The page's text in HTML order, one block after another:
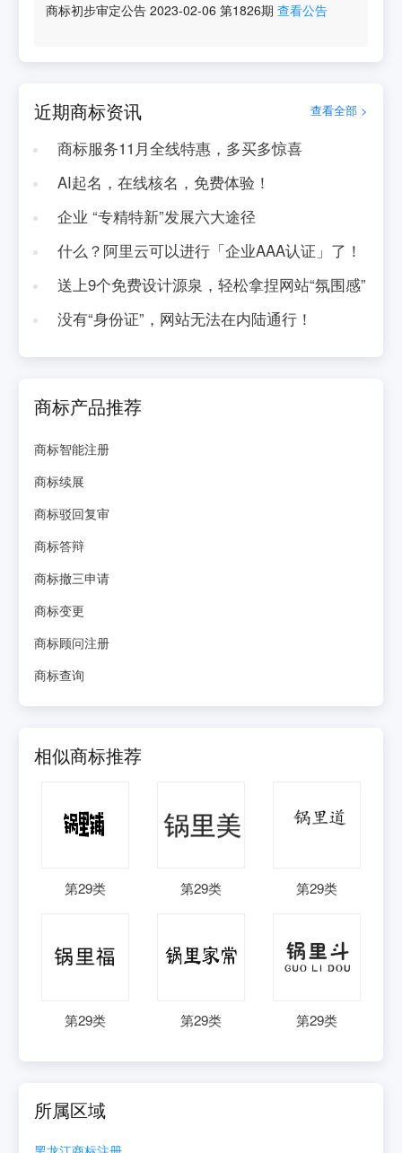
商标初步审定公告 2023-02-06 第1826期 查看公告
近期商标资讯 查看全部 >
商标服务11月全线特惠，多买多惊喜
AI起名，在线核名，免费体验！
企业 “专精特新”发展六大途径
什么？阿里云可以进行「企业AAA认证」了！
送上9个免费设计源泉，轻松拿捏网站“氛围感”
没有“身份证”，网站无法在内陆通行！
商标产品推荐
商标智能注册
商标续展
商标驳回复审
商标答辩
商标撤三申请
商标变更
商标顾问注册
商标查询
相似商标推荐
第29类 第29类 第29类
第29类 第29类 第29类
所属区域